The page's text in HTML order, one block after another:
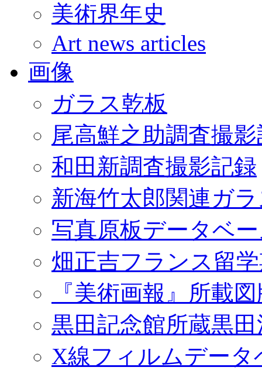
美術界年史
Art news articles
画像
ガラス乾板
尾高鮮之助調査撮
和田新調査撮影記録
新海竹太郎関連ガ
写真原板データベ
畑正吉フランス留
『美術画報』所載
黒田記念館所蔵黒
X線フィルムデータ